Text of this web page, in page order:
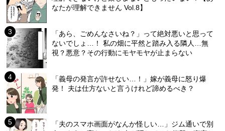
なたが理解できません Vol.8】
「あら、ごめんなさいね？」って絶対悪いと思って
ないでしょ…！ 私の畑に平然と踏み入る隣人…無
視？悪意？その行動にモヤモヤが止まらない
「義母の発言が許せない…！」嫁が義母に怒り爆
発！ 夫は仕方ないと言うけれど諦めるべき？
「夫のスマホ画面がなんか怪しい…」ジム通いで別